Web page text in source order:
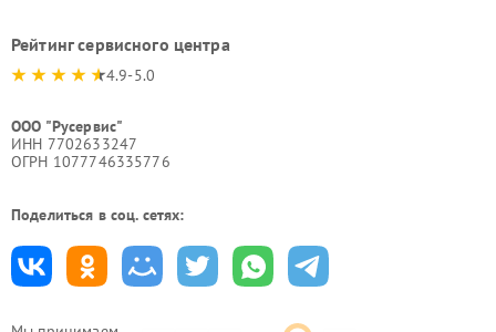
Рейтинг сервисного центра
4.9-5.0
ООО "Русервис"
ИНН 7702633247
ОГРН 1077746335776
Поделиться в соц. сетях: